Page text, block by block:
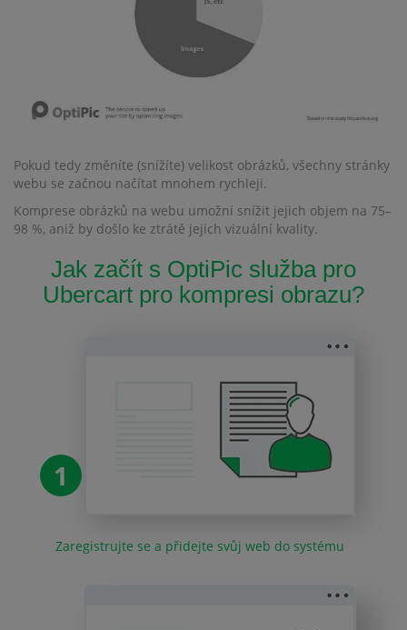
Pokud tedy změníte (snížíte) velikost obrázků, všechny stránky
webu se začnou načítat mnohem rychleji.
Komprese obrázků na webu umožní snížit jejich objem na 75–
98 %, aniž by došlo ke ztrátě jejich vizuální kvality.
Jak začít s OptiPic služba pro
Ubercart pro kompresi obrazu?
1
Zaregistrujte se a přidejte svůj web do systému